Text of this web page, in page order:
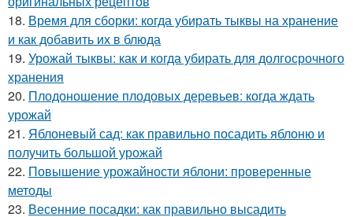
18. Время для сборки: когда убирать тыквы на хранение
и как добавить их в блюда
19. Урожай тыквы: как и когда убирать для долгосрочного
хранения
20. Плодоношение плодовых деревьев: когда ждать
урожай
21. Яблоневый сад: как правильно посадить яблоню и
получить большой урожай
22. Повышение урожайности яблони: проверенные
методы
23. Весенние посадки: как правильно высадить